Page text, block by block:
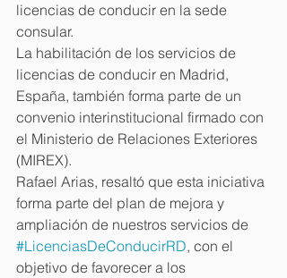
licencias de conducir en la sede
consular.
La habilitación de los servicios de
licencias de conducir en Madrid,
España, también forma parte de un
convenio interinstitucional firmado con
el Ministerio de Relaciones Exteriores
(MIREX).
Rafael Arias, resaltó que esta iniciativa
forma parte del plan de mejora y
ampliación de nuestros servicios de
#LicenciasDeConducirRD, con el
objetivo de favorecer a los